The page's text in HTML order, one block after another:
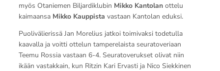
myös Otaniemen Biljardiklubin Mikko Kantolanottelu
kaimaansa Mikko Kauppista vastaan Kantolan eduksi.
Puolivälierissä Jan Morelius jatkoi toimivaksi todetulla
kaavalla ja voitti ottelun tamperelaista seuratoveriaan
Teemu Rossia vastaan 6-4. Seuratoverukset olivat niin
ikään vastakkain, kun Ritzin Kari Ervasti ja Nico Siekkinen